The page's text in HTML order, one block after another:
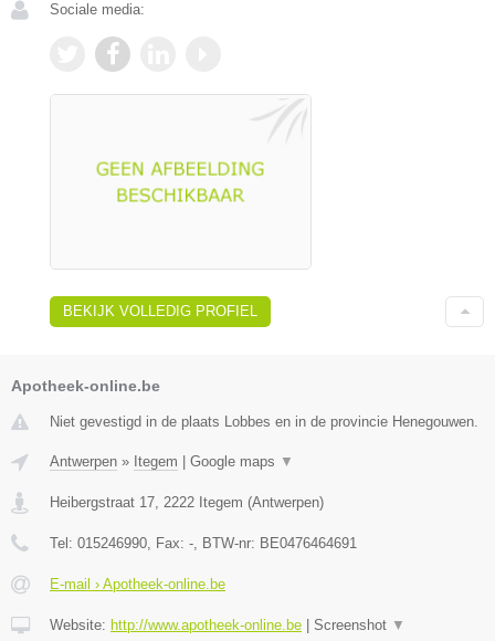
Sociale media:
BEKIJK VOLLEDIG PROFIEL
Apotheek-online.be
Niet gevestigd in de plaats Lobbes en in de provincie Henegouwen.
Antwerpen » Itegem | Google maps ▼
Heibergstraat 17 2222 Itegem (Antwerpen)
Tel: 015246990 , Fax: - , BTW-nr: BE0476464691
E-mail › Apotheek-online.be
Website: http://www.apotheek-online.be | Screenshot ▼